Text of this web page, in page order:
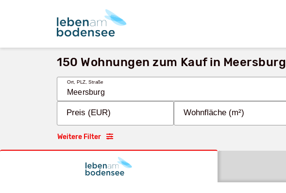
150 Wohnungen zum Kauf in Meersburg
Ort, PLZ, Straße
Preis (EUR) Wohnfläche (m²)
Weitere Filter